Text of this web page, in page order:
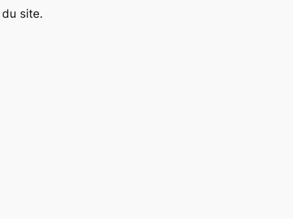
site.